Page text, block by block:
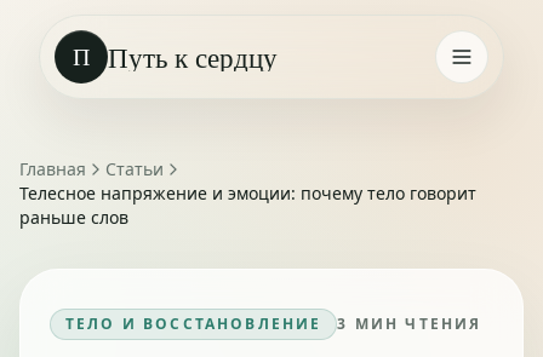
П Путь к сердцу
Главная
Статьи
Телесное напряжение и эмоции: почему тело говорит
раньше слов
ТЕЛО И ВОССТАНОВЛЕНИЕ 3 МИН ЧТЕНИЯ